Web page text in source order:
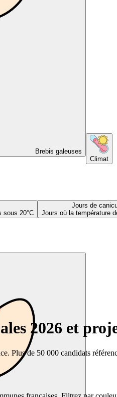
Brebis galeuses
Climat
sous 20°C
Jours de
Jours où la température
2026 et
Plus de 50 000 candidats